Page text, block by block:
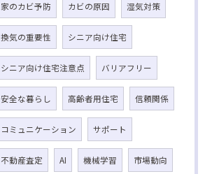
家のカビ予防 カビの原因 湿気対策
換気の重要性 シニア向け住宅
シニア向け住宅注意点 バリアフリー
安全な暮らし 高齢者用住宅 信頼関係
コミュニケーション サポート
不動産査定 AI 機械学習 市場動向